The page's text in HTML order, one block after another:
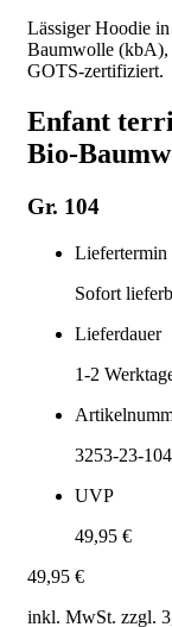
Lässiger Hoodie
Baumwolle (kbA),
GOTS-zertifiziert.
Enfant
Bio-
Gr. 104
Liefertermin
Sofort
Lieferdauer
1-2
3253-23-104
UVP
49,95 €
49,95 €
inkl. MwSt. zzgl.